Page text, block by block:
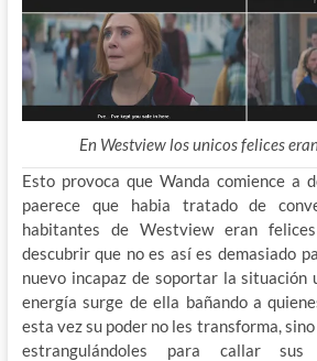
En Westview los unicos felices
Esto provoca que Wanda comience a
paerece que habia tratado de
habitantes de Westview eran
descubrir que no es así es demasiado
nuevo incapaz de soportar la situación
energía surge de ella bañando a
esta vez su poder no les transforma,
estrangulándoles para callar